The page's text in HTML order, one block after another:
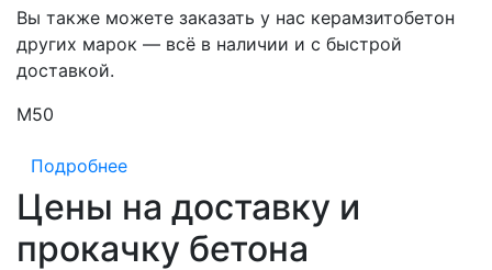
Вы также можете заказать у нас керамзитобетон
других марок — всё в наличии и с быстрой
доставкой.
М50
Подробнее
Цены на доставку и
прокачку бетона